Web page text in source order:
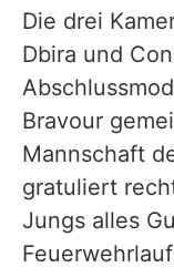
Die drei
Dbira und
Bravour
Mannschaft
gratuliert
Jungs alles